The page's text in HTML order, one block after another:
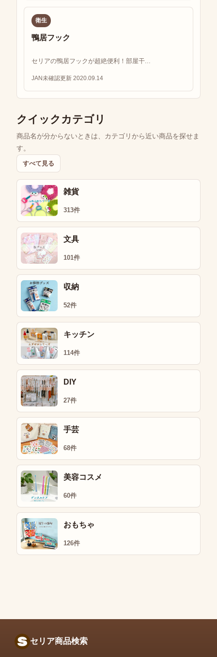
衛生
鴨居フック
セリアの鴨居フックが超絶便利！部屋干...
JAN未確認更新 2020.09.14
クイックカテゴリ
商品名が分からないときは、カテゴリから近い商品を探せま
す。
すべて見る
雑貨
313件
文具
101件
収納
52件
キッチン
114件
DIY
27件
手芸
68件
美容コスメ
60件
おもちゃ
126件
セリア商品検索